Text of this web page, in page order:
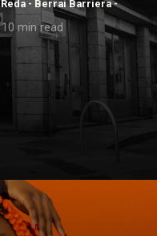
- Berrai Barriera -
min read